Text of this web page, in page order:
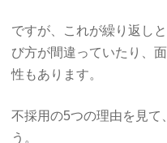
ですが、これが繰り返し
び方が間違っていたり、
性もあります。
不採用の5つの理由を見て
う。